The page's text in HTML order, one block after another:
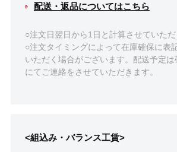
配送・返品についてはこちら
○注文日翌日から1日と計算させていただ
○注文タイミングによって在庫確保に表
いただく場合がございます。配送予定
にてご連絡をさせていただきます。
<組込み・バランス工賃>